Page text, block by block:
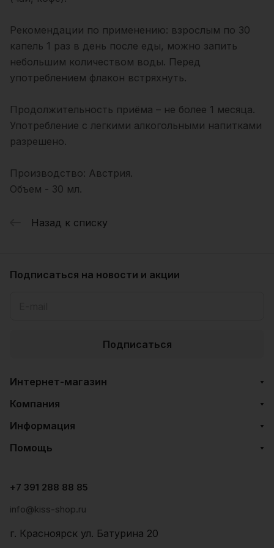
Рекомендации по применению: взрослым по 30
капель 1 раз в день после еды, можно запить
небольшим количеством воды. Перед
употреблением флакон встряхнуть.
Продолжительность приёма – не более 1 месяца.
Употребление с легкими алкогольными напитками
разрешено.
Производство: Австрия.
Объем - 30 мл.
Назад к списку
Подписаться на новости и акции
Подписаться
Интернет-магазин
Компания
Информация
Помощь
+7 391 288 88 85
info@kiss-shop.ru
г. Красноярск ул. Батурина 20